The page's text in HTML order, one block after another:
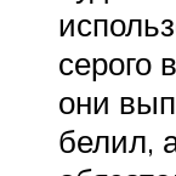
серого
они
белил,